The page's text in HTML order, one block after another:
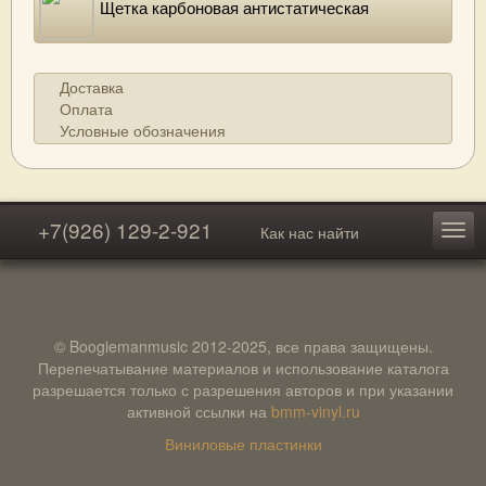
Щетка карбоновая антистатическая
Доставка
Оплата
Условные обозначения
+7(926) 129-2-921 Как нас найти
© Boogiemanmusic 2012-2025, все права защищены.
Перепечатывание материалов и использование каталога
разрешается только с разрешения авторов и при указании
активной ссылки на bmm-vinyl.ru
Виниловые пластинки